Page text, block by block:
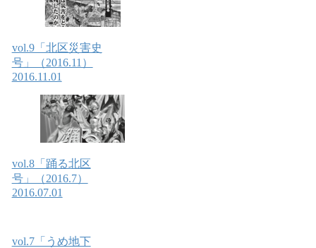
vol.9「北区災害史
号」（2016.11）
2016.11.01
vol.8「踊る北区
号」（2016.7）
2016.07.01
vol.7「うめ地下